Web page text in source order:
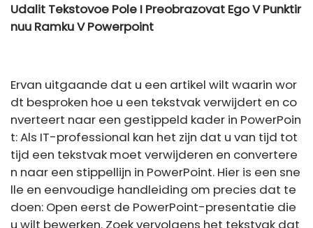
Udalit Tekstovoe Pole I Preobrazovat Ego V Punktir
nuu Ramku V Powerpoint
Ervan uitgaande dat u een artikel wilt waarin wor
dt besproken hoe u een tekstvak verwijdert en co
nverteert naar een gestippeld kader in PowerPoin
t: Als IT-professional kan het zijn dat u van tijd tot
tijd een tekstvak moet verwijderen en convertere
n naar een stippellijn in PowerPoint. Hier is een sne
lle en eenvoudige handleiding om precies dat te
doen: Open eerst de PowerPoint-presentatie die
u wilt bewerken. Zoek vervolgens het tekstvak dat